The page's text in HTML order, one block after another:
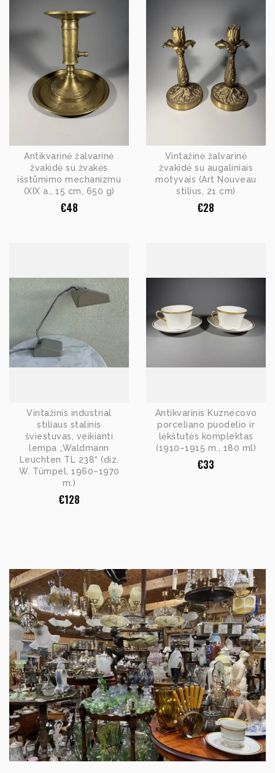
Antikvarinė žalvarinė
žvakidė su žvakės
išstūmimo mechanizmu
(XIX a., 15 cm, 650 g)
€48
Vintažinė žalvarinė
žvakidė su augaliniais
motyvais (Art Nouveau
stilius, 21 cm)
€28
Vintažinis industrial
stiliaus stalinis
šviestuvas, veikianti
lempa „Waldmann
Leuchten TL 238“ (diz.
W. Tümpel, 1960–1970
m.)
€128
Antikvarinis Kuznecovo
porceliano puodelio ir
lėkštutės komplektas
(1910–1915 m., 180 ml)
€33